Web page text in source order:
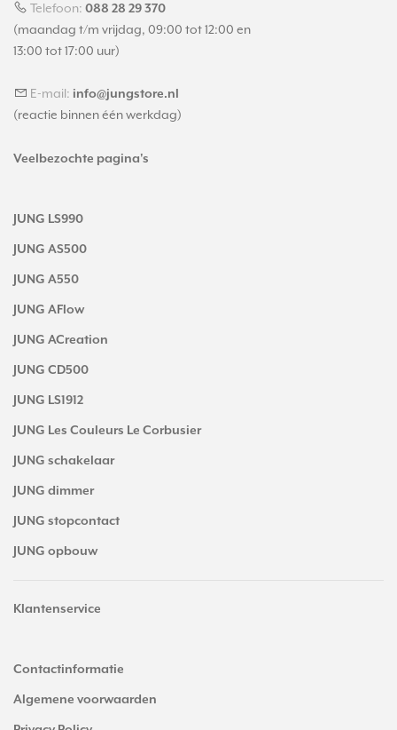
Telefoon: 088 28 29 370
(maandag t/m vrijdag, 09:00 tot 12:00 en
13:00 tot 17:00 uur)
E-mail: info@jungstore.nl
(reactie binnen één werkdag)
Veelbezochte pagina's
JUNG LS990
JUNG AS500
JUNG A550
JUNG AFlow
JUNG ACreation
JUNG CD500
JUNG LS1912
JUNG Les Couleurs Le Corbusier
JUNG schakelaar
JUNG dimmer
JUNG stopcontact
JUNG opbouw
Klantenservice
Contactinformatie
Algemene voorwaarden